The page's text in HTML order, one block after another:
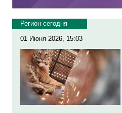
Регион сегодня
01 Июня 2026, 15:03